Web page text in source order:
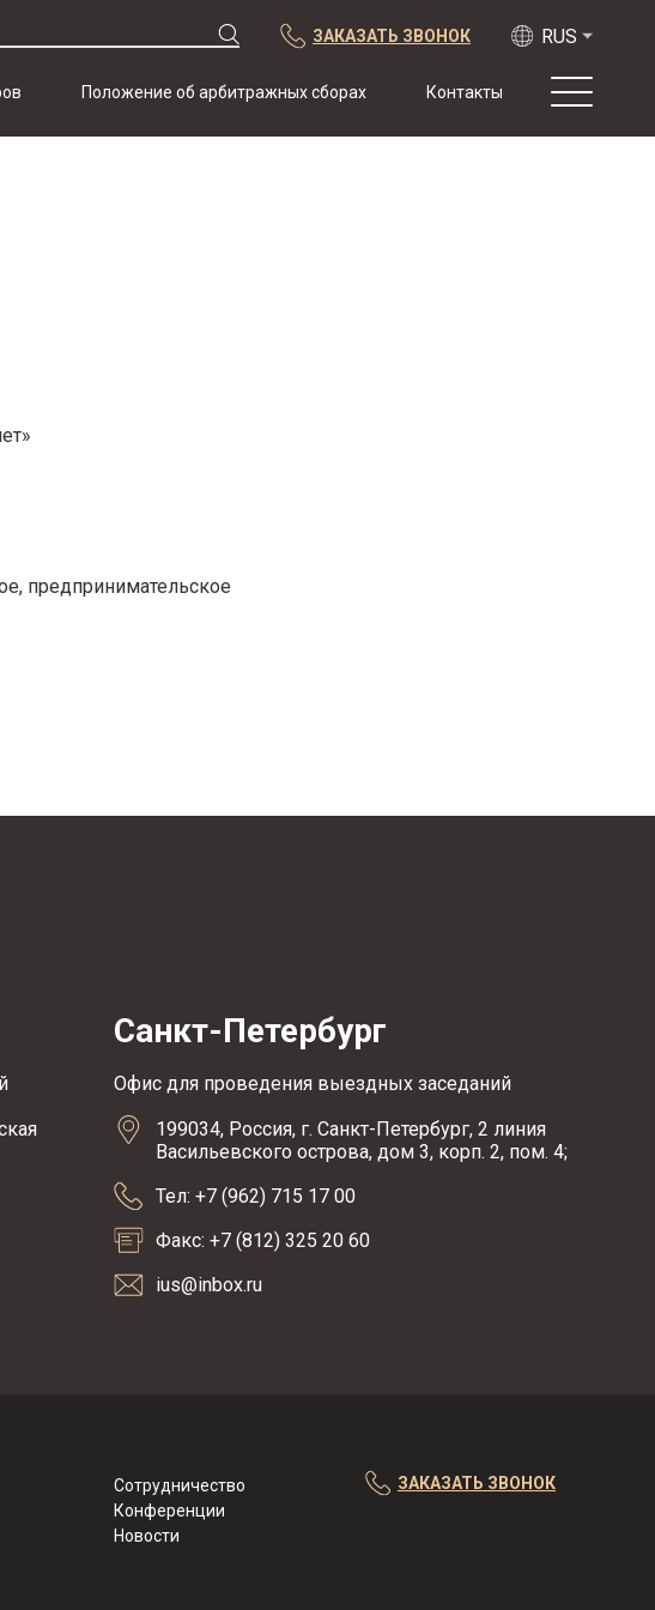
ЗАКАЗАТЬ ЗВОНОК
Положение об арбитражных сборах Контакты
предпринимательское
Санкт-Петербург
Офис для проведения выездных заседаний
199034, Россия, г. Санкт-Петербург, 2 линия
Васильевского острова, дом 3, корп. 2, пом. 4;
Тел: +7 (962) 715 17 00
Факс: +7 (812) 325 20 60
ius@inbox.ru
Сотрудничество
Конференции
Новости
ЗАКАЗАТЬ ЗВОНОК